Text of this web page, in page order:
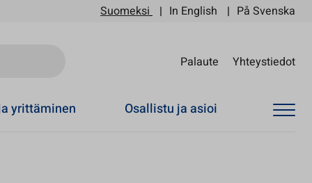
Suomeksi In English På Svenska
Palaute Yhteystiedot
yrittäminen Osallistu ja asioi